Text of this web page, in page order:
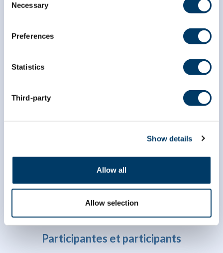
Selection
Necessary
Preferences
Statistics
Third-party
Show details
Allow all
Allow selection
Le prix Pre Susan Kirkland d’accès aux données
à une chercheuse ou un chercheur en début de
Portail de données
Disponibilité des données
Études sur la santé du cerveau
Participantes et participants